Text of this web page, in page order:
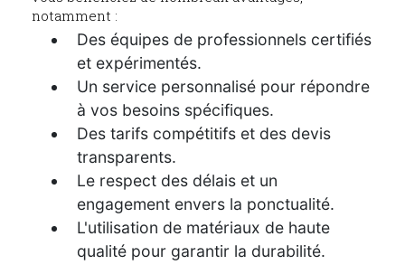
notamment :
Des équipes de professionnels certifiés
et expérimentés.
Un service personnalisé pour répondre
à vos besoins spécifiques.
Des tarifs compétitifs et des devis
transparents.
Le respect des délais et un
engagement envers la ponctualité.
L'utilisation de matériaux de haute
qualité pour garantir la durabilité.